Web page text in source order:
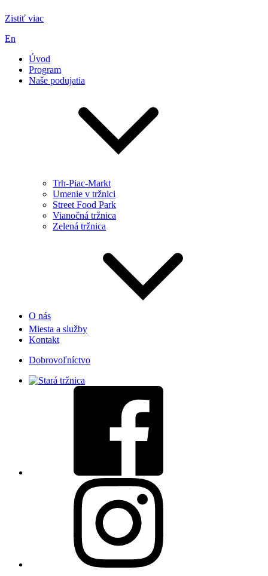
Zistiť viac
En
Úvod
Program
Naše podujatia
Trh-Piac-Markt
Umenie v tržnici
Street Food Park
Vianočná tržnica
Zelená tržnica
O nás
Miesta a služby
Kontakt
Dobrovoľníctvo